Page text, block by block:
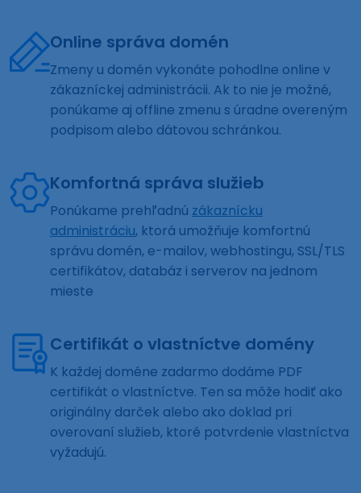
Online správa domén
Zmeny u domén vykonáte pohodlne online v
zákazníckej administrácii. Ak to nie je možné,
ponúkame aj offline zmenu s úradne overeným
podpisom alebo dátovou schránkou.
Komfortná správa služieb
Ponúkame prehľadnú zákaznícku
administráciu, ktorá umožňuje komfortnú
správu domén, e-mailov, webhostingu, SSL/TLS
certifikátov, databáz i serverov na jednom
mieste
Certifikát o vlastníctve domény
K každej doméne zadarmo dodáme PDF
certifikát o vlastníctve. Ten sa môže hodiť ako
originálny darček alebo ako doklad pri
overovaní služieb, ktoré potvrdenie vlastníctva
vyžadujú.